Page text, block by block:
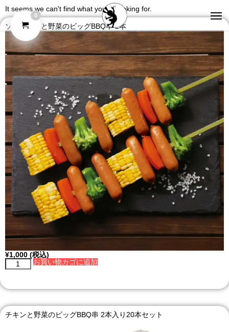
It seems we can't find what you're looking for.
ソーセージと野菜のビッグBBQ串 2本
¥1,000 (税込)
お買い物カゴに追加
チキンと野菜のビッグBBQ串 2本入り20本セット
0